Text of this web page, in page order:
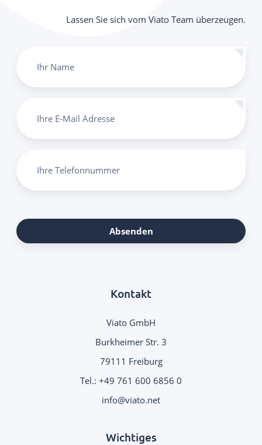
Lassen Sie sich vom Viato Team überzeugen.
Kontakt
Viato GmbH
Burkheimer Str. 3
79111 Freiburg
Tel.: +49 761 600 6856 0
.
Wichtiges
Ihr Name
Ihre E-Mail Adresse
Ihre Telefonnummer
Absenden